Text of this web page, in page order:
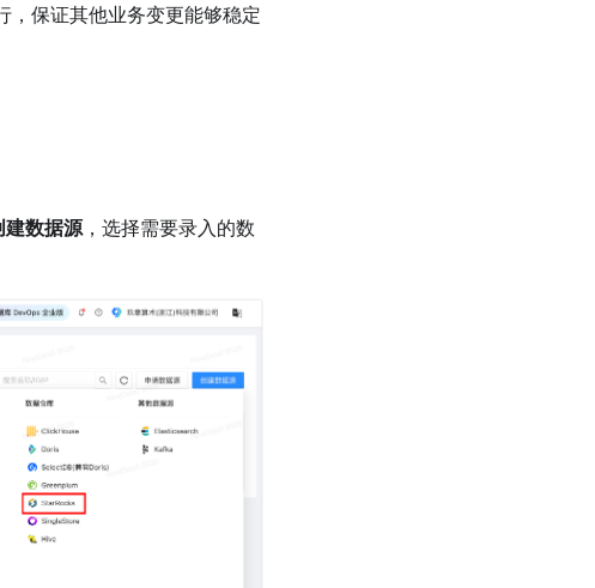
，保证其他业务变更能够稳定
建数据源，选择需要录入的数